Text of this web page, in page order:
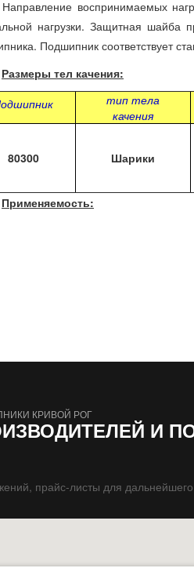
воспринимаемых
нагрузки. Защитная шайба
Подшипник соответствует
Размеры тел качения:
тип тела
качения
80300 Шарики
Применяемость:
КРИВОЙ РОГ
И
прайс-листы для дальнейшего